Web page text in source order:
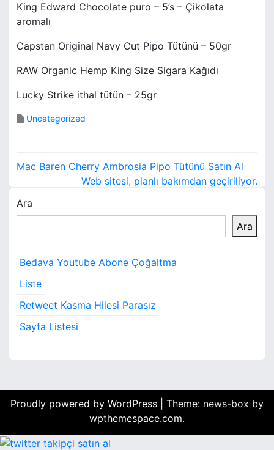
King Edward Chocolate puro – 5’s – Çikolata
aromalı
Capstan Original Navy Cut Pipo Tütünü – 50gr
RAW Organic Hemp King Size Sigara Kağıdı
Lucky Strike ithal tütün – 25gr
Uncategorized
Y
z
ı
g
e
z
i
e
i
Mac Baren Cherry Ambrosia Pipo Tütünü Satın Al
Web sitesi, planlı bakımdan geçiriliyor.
Ara
Ara
Bedava Youtube Abone Çoğaltma
Liste
Retweet Kasma Hilesi Parasız
Sayfa Listesi
Proudly powered by WordPress
Theme: news-box by
wpthemespace.com.